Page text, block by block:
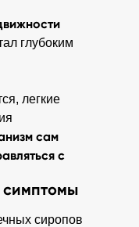
глубоким
легкие
сам
с
симптомы
сиропов